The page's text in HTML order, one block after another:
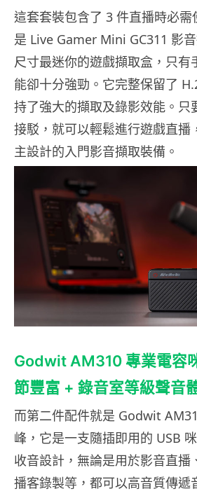
這套套裝包含了 3 件直播時必需
是 Live Gamer Mini GC311 影
尺寸最迷你的遊戲擷取盒，只有
能卻十分強勁。它完整保留了
持了強大的擷取及錄影效能。只
接駁，就可以輕鬆進行遊戲直播
主設計的入門影音擷取裝備。
Godwit AM310 專業電容
節豐富 + 錄音室等級聲音
而第二件配件就是 Godwit
峰，它是一支隨插即用的 USB
收音設計，無論是用於影音直播
播客錄製等，都可以高音質傳遞